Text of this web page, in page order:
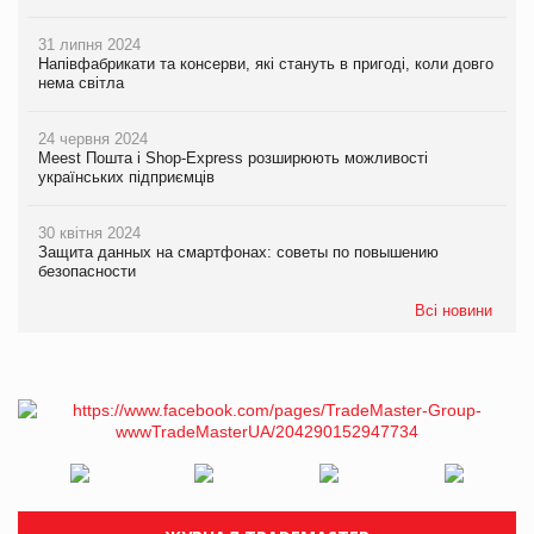
31 липня 2024
Напівфабрикати та консерви, які стануть в пригоді, коли довго
нема світла
24 червня 2024
Meest Пошта і Shop-Express розширюють можливості
українських підприємців
30 квітня 2024
Защита данных на смартфонах: советы по повышению
безопасности
Всі новини